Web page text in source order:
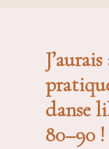
danse
80–90 !